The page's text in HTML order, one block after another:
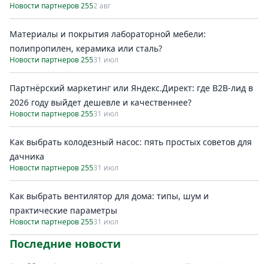
Новости партнеров 2552 авг
Материалы и покрытия лабораторной мебели:
полипропилен, керамика или сталь?
Новости партнеров 25531 июл
Партнёрский маркетинг или Яндекс.Директ: где B2B-лид в
2026 году выйдет дешевле и качественнее?
Новости партнеров 25531 июл
Как выбрать колодезный насос: пять простых советов для
дачника
Новости партнеров 25531 июл
Как выбрать вентилятор для дома: типы, шум и
практические параметры
Новости партнеров 25531 июл
Последние новости